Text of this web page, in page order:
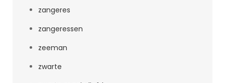
zangeres
zangeressen
zeeman
zwarte